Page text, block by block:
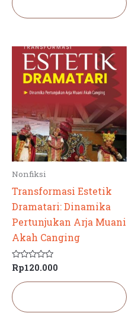
Nonfiksi
Transformasi Estetik
Dramatari: Dinamika
Pertunjukan Arja Muani
Akah Canging
Dinilai
0
dari
5
Rp120.000